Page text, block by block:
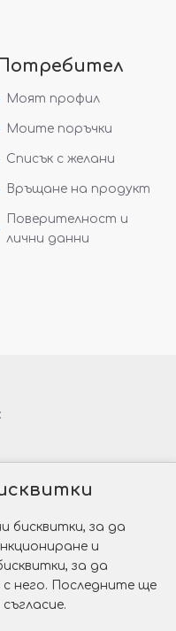
Моят профил
Моите поръчки
Списък с желани
Връщане на продукт
Поверителност и
лични данни
бисквитки, за да
и
за да
него. Последните ще